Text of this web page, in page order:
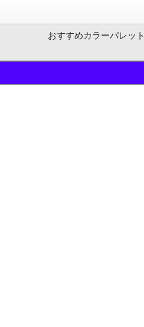
おすすめカラーパレット